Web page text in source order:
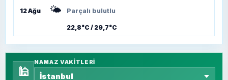
12 Ağu 🌤️ Parçalı bulutlu
22,8°C / 29,7°C
🕌
NAMAZ VAKITLERI